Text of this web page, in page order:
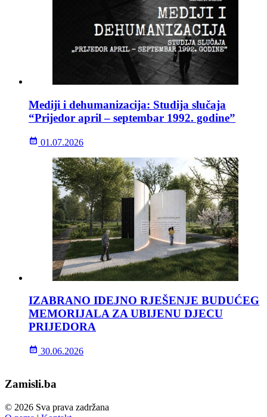
Mediji i dehumanizacija: Studija slučaja
“Prijedor april – septembar 1992. godine”
01.07.2026
IZABRANO IDEJNO RJEŠENJE BUDUĆEG
MEMORIJALA ZA UBIJENU DJECU
PRIJEDORA
30.06.2026
Zamisli.ba
© 2026 Sva prava zadržana